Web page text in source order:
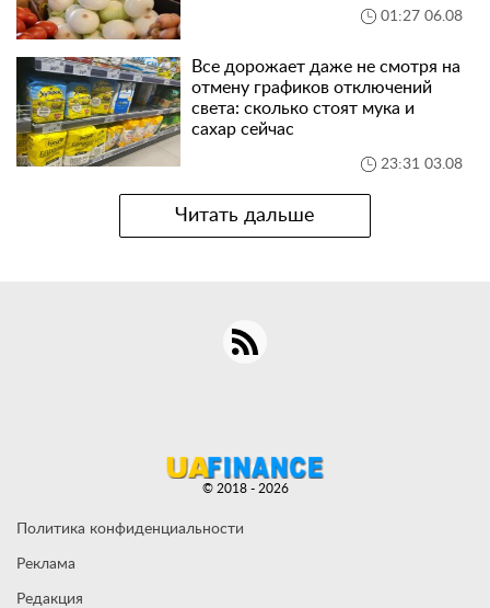
01:27 06.08
Все дорожает даже не смотря на
отмену графиков отключений
света: сколько стоят мука и
сахар сейчас
23:31 03.08
Читать дальше
Политика конфиденциальности
Реклама
Редакция
© 2018 - 2026